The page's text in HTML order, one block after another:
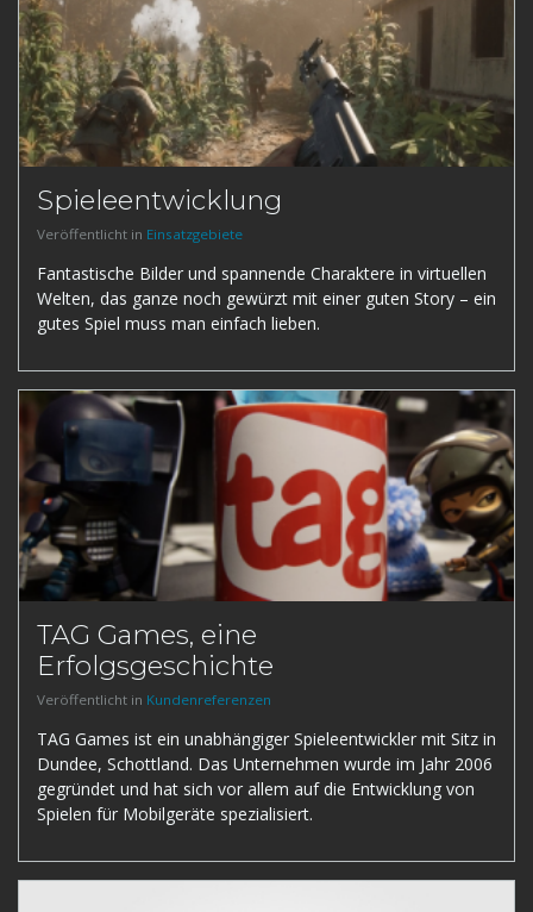
Spieleentwicklung
Veröffentlicht in Einsatzgebiete
Fantastische Bilder und spannende Charaktere in virtuellen
Welten, das ganze noch gewürzt mit einer guten Story – ein
gutes Spiel muss man einfach lieben.
TAG Games, eine
Erfolgsgeschichte
Veröffentlicht in Kundenreferenzen
TAG Games ist ein unabhängiger Spieleentwickler mit Sitz in
Dundee, Schottland. Das Unternehmen wurde im Jahr 2006
gegründet und hat sich vor allem auf die Entwicklung von
Spielen für Mobilgeräte spezialisiert.